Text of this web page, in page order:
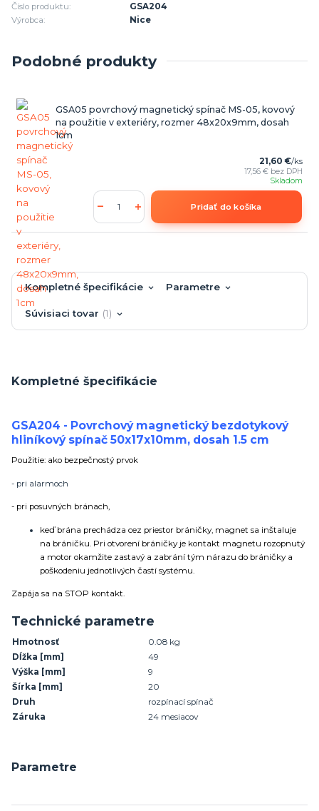
Číslo produktu:
GSA204
Výrobca:
Nice
Podobné produkty
GSA05 povrchový magnetický spínač MS-05, kovový
na použitie v exteriéry, rozmer 48x20x9mm, dosah
1cm
21,60 €/ks
17,56 € bez DPH
Skladom
Pridať do košíka
Kompletné špecifikácie Parametre
Súvisiaci tovar 1
Kompletné špecifikácie
GSA204 - Povrchový magnetický bezdotykový
hliníkový spínač 50x17x10mm, dosah 1.5 cm
Použitie: ako bezpečnostý prvok
- pri alarmoch
- pri posuvných bránach,
keď brána prechádza cez priestor bráničky, magnet sa inštaluje
na bráničku. Pri otvorení bráničky je kontakt magnetu rozopnutý
a motor okamžite zastavý a zabrání tým nárazu do bráničky a
poškodeniu jednotlivých častí systému.
Zapája sa na STOP kontakt.
Technické parametre
Hmotnosť
0.08 kg
Dĺžka [mm]
49
Výška [mm]
9
Šírka [mm]
20
Druh
rozpínací spínač
Záruka
24 mesiacov
Parametre